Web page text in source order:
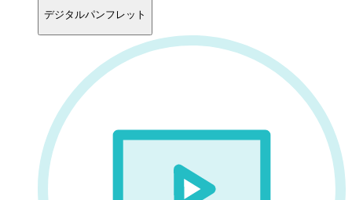
デジタルパンフレット